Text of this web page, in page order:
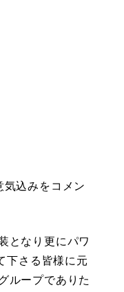
込みをコメン
となり更にパワ
下さる皆様に元
ループでありた